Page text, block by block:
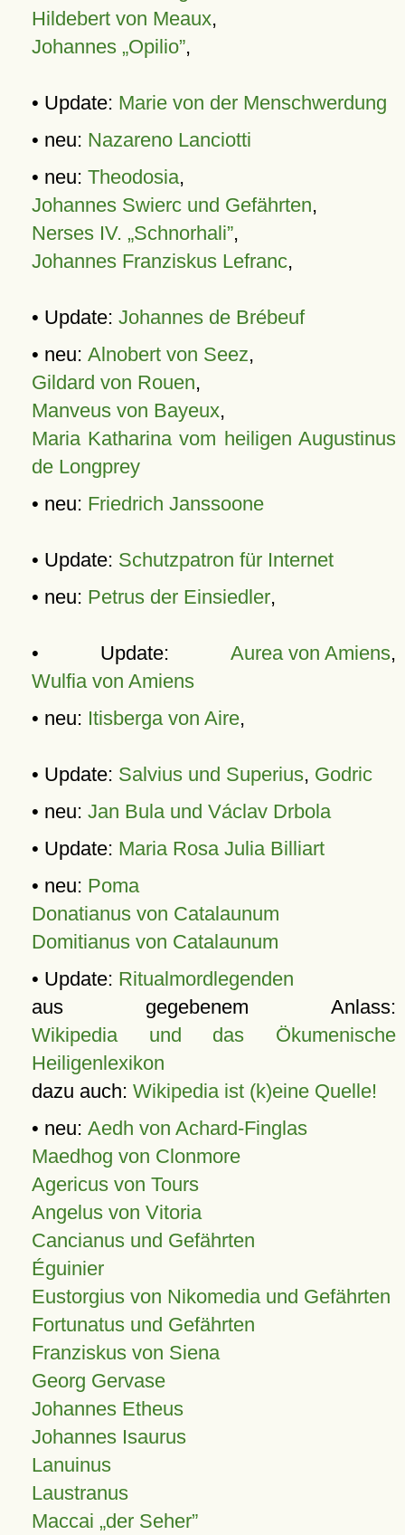
Hildebert von Meaux,
Johannes „Opilio”,
• Update: Marie von der Menschwerdung
• neu: Nazareno Lanciotti
• neu: Theodosia,
Johannes Swierc und Gefährten,
Nerses IV. „Schnorhali”,
Johannes Franziskus Lefranc,
• Update: Johannes de Brébeuf
• neu: Alnobert von Seez,
Gildard von Rouen,
Manveus von Bayeux,
Maria Katharina vom heiligen Augustinus
de Longprey
• neu: Friedrich Janssoone
• Update: Schutzpatron für Internet
• neu: Petrus der Einsiedler,
• Update: Aurea von Amiens,
Wulfia von Amiens
• neu: Itisberga von Aire,
• Update: Salvius und Superius, Godric
• neu: Jan Bula und Václav Drbola
• Update: Maria Rosa Julia Billiart
• neu: Poma
Donatianus von Catalaunum
Domitianus von Catalaunum
• Update: Ritualmordlegenden
aus gegebenem Anlass:
Wikipedia und das Ökumenische
Heiligenlexikon
dazu auch: Wikipedia ist (k)eine Quelle!
• neu: Aedh von Achard-Finglas
Maedhog von Clonmore
Agericus von Tours
Angelus von Vitoria
Cancianus und Gefährten
Éguinier
Eustorgius von Nikomedia und Gefährten
Fortunatus und Gefährten
Franziskus von Siena
Georg Gervase
Johannes Etheus
Johannes Isaurus
Lanuinus
Laustranus
Maccai „der Seher”